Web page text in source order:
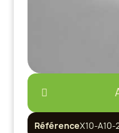
RéférenceX10-A10-